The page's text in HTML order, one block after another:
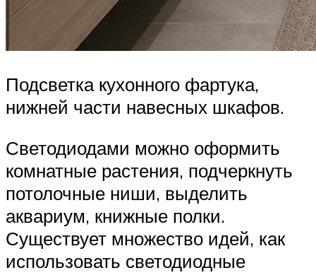
Подсветка кухонного фартука,
нижней части навесных шкафов.
Светодиодами можно оформить
комнатные растения, подчеркнуть
потолочные ниши, выделить
аквариум, книжные полки.
Существует множество идей, как
использовать светодиодные